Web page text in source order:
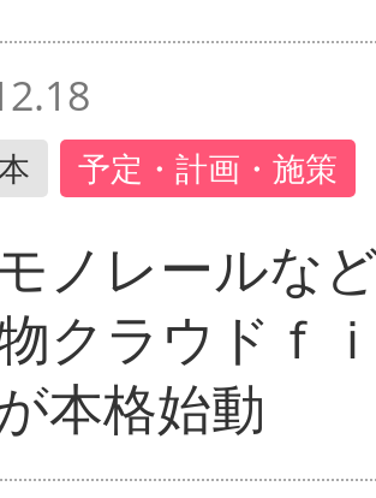
予定・計画・施策
ノレールな
クラウドｆ
本格始動